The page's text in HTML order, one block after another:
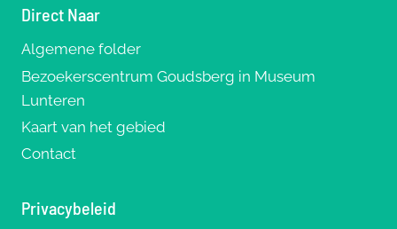
Direct Naar
Algemene folder
Bezoekerscentrum Goudsberg in Museum
Lunteren
Kaart van het gebied
Contact
Privacybeleid